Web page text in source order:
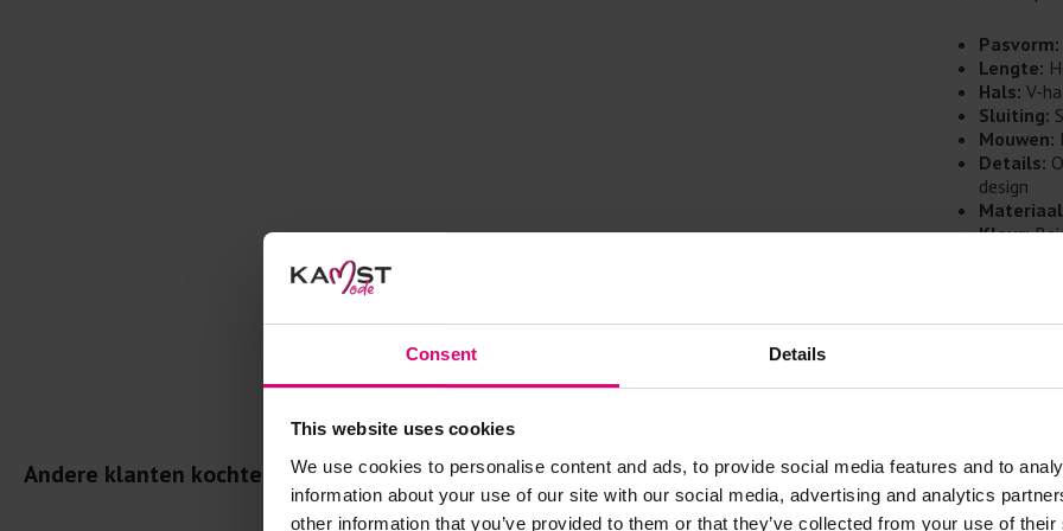
Consent Details
This website uses cookies
We use cookies to personalise content and ads, to provide social media features and to
information about your use of our site with our social media, advertising and analytics
other information that you’ve provided to them or that they’ve collected from your use of
Gebruik
artikelen
Selecteer
wasmiddel.
Gebreide
voorkomt
Was zo
Droog het
kledingstuk
Pasvorm:
Lengte:
Hals: V-
Sluiting:
Mouwen:
Details:
design
Kleur:
80% ramie,
Andere klanten kochten dit ook